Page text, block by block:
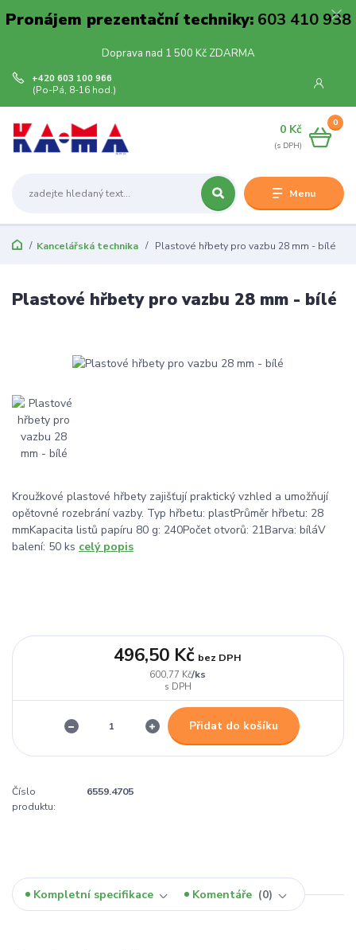
Pronájem prezentační techniky:603 410 938
Doprava nad 1 500 Kč ZDARMA
Menu
+420 603 100 966
(Po-Pá, 8-16 hod.)
0
0 Kč
Kancelářská technika Plastové hřbety pro vazbu 28 mm - bílé
Plastové hřbety pro vazbu 28 mm - bílé
Kroužkové plastové hřbety zajišťují praktický vzhled a umožňují
opětovné rozebrání vazby. Typ hřbetu: plastPrůměr hřbetu: 28
mmKapacita listů papíru 80 g: 240Počet otvorů: 21Barva: bíláV
balení: 50 ks celý popis
600,77 Kč/ks
496,50 Kč bez DPH
Přidat do košíku
Číslo
produktu:
6559.4705
Kompletní specifikace Komentáře 0